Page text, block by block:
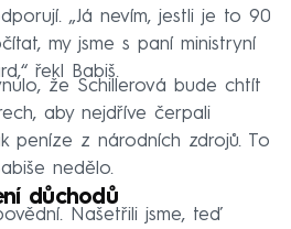
„Já nevím, jestli je to 90
my jsme s paní ministryní
řekl Babiš.
že Schillerová bude chtít
aby nejdříve čerpali
peníze z národních zdrojů. To
nedělo.
důchodů
Našetřili jsme, teď